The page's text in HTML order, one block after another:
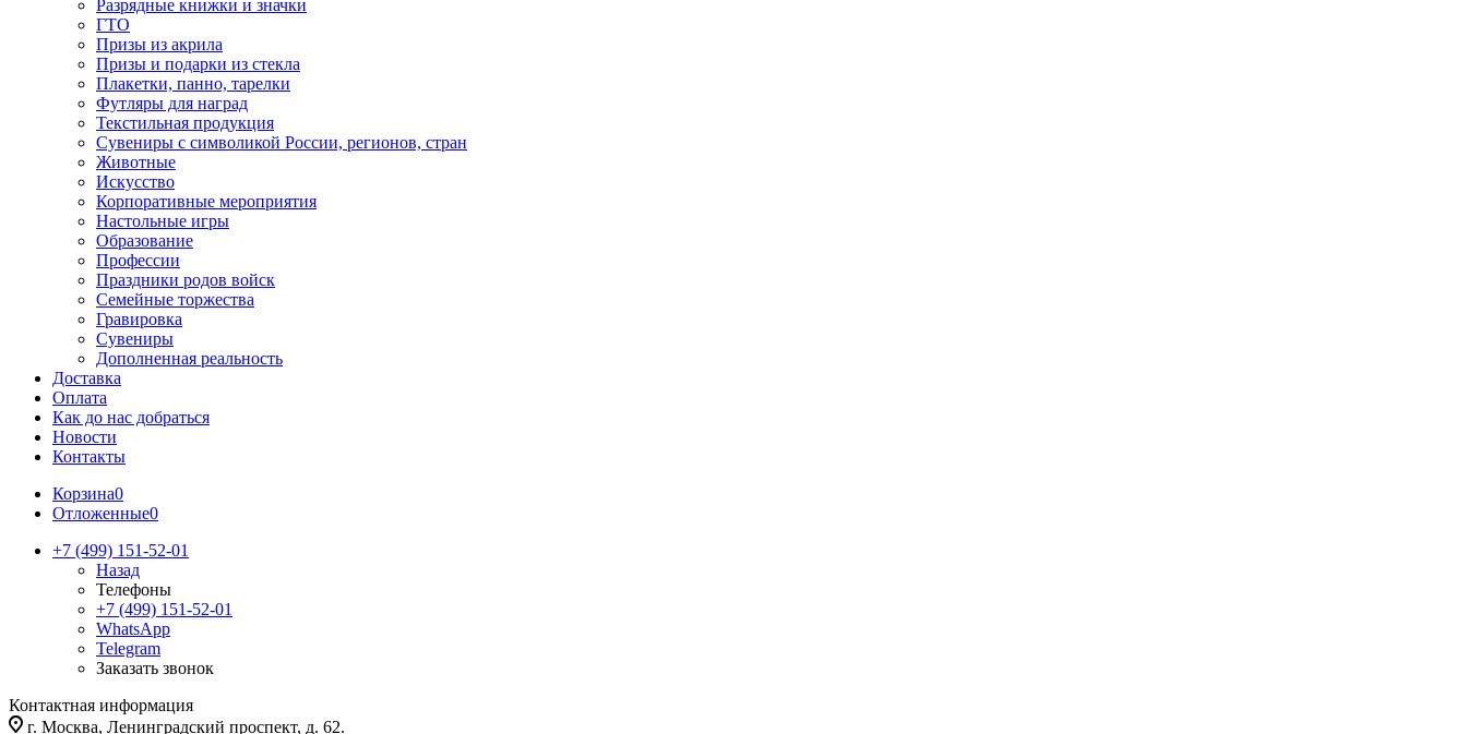
Разрядные книжки и значки
ГТО
Призы из акрила
Призы и подарки из стекла
Плакетки, панно, тарелки
Футляры для наград
Текстильная продукция
Сувениры с символикой России, регионов, стран
Животные
Искусство
Корпоративные мероприятия
Настольные игры
Образование
Профессии
Праздники родов войск
Семейные торжества
Гравировка
Сувениры
Дополненная реальность
Доставка
Оплата
Как до нас добраться
Новости
Контакты
Корзина0
Отложенные0
+7 (499) 151-52-01
Назад
Телефоны
+7 (499) 151-52-01
WhatsApp
Telegram
Заказать звонок
Контактная информация
г. Москва, Ленинградский проспект, д. 62.